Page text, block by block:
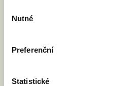
souhlasu
Nutné
Preferenční
Statistické
Pokud se chcete